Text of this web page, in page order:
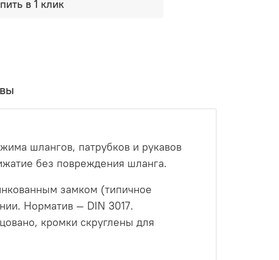
в 1 клик
шлангов, патрубков и рукавов
без повреждения шланга.
замком (типичное
Норматив — DIN 3017.
кромки скруглены для